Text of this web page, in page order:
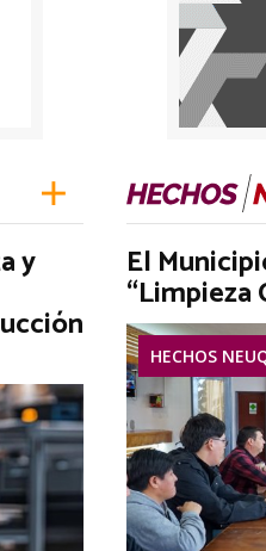
y El
“Limpieza
HECHOS